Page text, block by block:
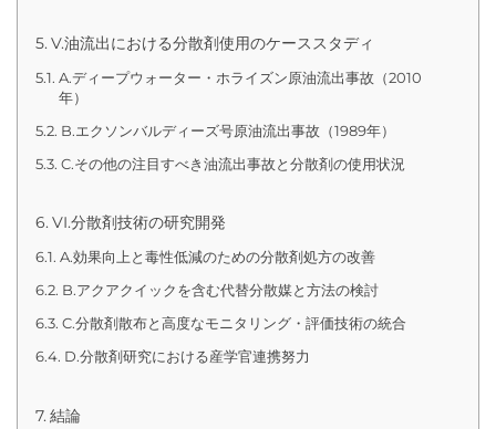
V.油流出における分散剤使用のケーススタディ
A.ディープウォーター・ホライズン原油流出事故（2010
年）
B.エクソンバルディーズ号原油流出事故（1989年）
C.その他の注目すべき油流出事故と分散剤の使用状況
VI.分散剤技術の研究開発
A.効果向上と毒性低減のための分散剤処方の改善
B.アクアクイックを含む代替分散媒と方法の検討
C.分散剤散布と高度なモニタリング・評価技術の統合
D.分散剤研究における産学官連携努力
結論